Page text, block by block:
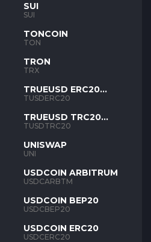
SUI
SUI
TONCOIN
TON
TRON
TRX
TRUEUSD ERC20
TUSD
TUSDERC20
TRUEUSD TRC20
TUSD
TUSDTRC20
UNISWAP
UNI
USDCOIN ARBITRUM
USDCARBTM
USDCOIN BEP20
USDCBEP20
USDCOIN ERC20
USDCERC20